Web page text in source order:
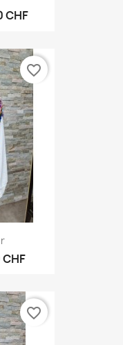
CHF
favorite_border
favorite_border